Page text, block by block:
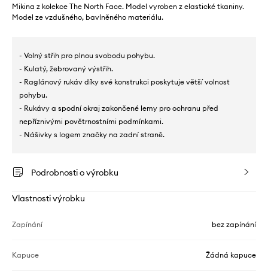
Mikina z kolekce The North Face. Model vyroben z elastické tkaniny.
Model ze vzdušného, ​​bavlněného materiálu.
- Volný střih pro plnou svobodu pohybu.
- Kulatý, žebrovaný výstřih.
- Raglánový rukáv díky své konstrukci poskytuje větší volnost
pohybu.
- Rukávy a spodní okraj zakončené lemy pro ochranu před
nepříznivými povětrnostními podmínkami.
- Nášivky s logem značky na zadní straně.
Podrobnosti o výrobku
Vlastnosti výrobku
Zapínání bez zapínání
Kapuce Žádná kapuce